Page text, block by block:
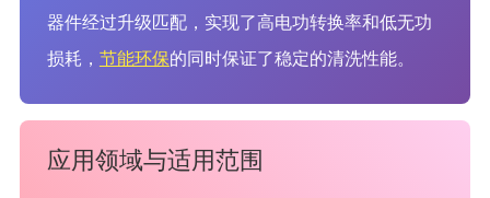
器件经过升级匹配，实现了高电功转换率和低无功
损耗， 节能环保的同时保证了稳定的清洗性能。
应用领域与适用范围